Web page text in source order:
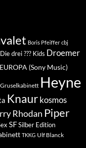
Boris Pfeiffer cbj
Die drei ??? Kids Droemer
EUROPA (Sony Music)
Gruselkabinett Heyne
Knaur kosmos
Rhodan Piper
SFSilber Edition
TKKG Ulf Blanck